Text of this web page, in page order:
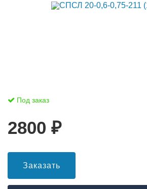
Под заказ
2800 ₽
Заказать